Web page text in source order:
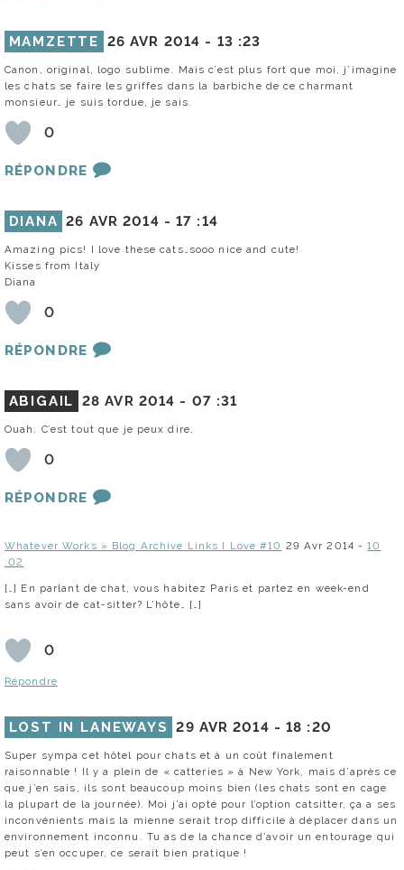
MAMZETTE 26 AVR 2014 - 13 :23
Canon, original, logo sublime. Mais c’est plus fort que moi, j’imagine
les chats se faire les griffes dans la barbiche de ce charmant
monsieur… je suis tordue, je sais.
0
RÉPONDRE
DIANA 26 AVR 2014 -17 :14
Amazing pics! I love these cats…sooo nice and cute!
Kisses from Italy
Diana
0
RÉPONDRE
ABIGAIL 28 AVR 2014 - 07 :31
Ouah. C’est tout que je peux dire.
0
RÉPONDRE
Whatever Works » Blog Archive Links I Love #10 29 Avr 2014 -10
:02
[…] En parlant de chat, vous habitez Paris et partez en week-end
sans avoir de cat-sitter? L’hôte… […]
0
Répondre
LOST IN LANEWAYS 29 AVR 2014 -18 :20
Super sympa cet hôtel pour chats et à un coût finalement
raisonnable ! Il y a plein de « catteries » à New York, mais d’après ce
que j’en sais, ils sont beaucoup moins bien (les chats sont en cage
la plupart de la journée). Moi j’ai opté pour l’option catsitter, ça a ses
inconvénients mais la mienne serait trop difficile à déplacer dans un
environnement inconnu. Tu as de la chance d’avoir un entourage qui
peut s’en occuper, ce serait bien pratique !